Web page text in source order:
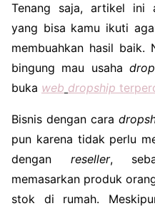
Tenang saja, artikel ini
yang bisa kamu ikuti
membuahkan hasil baik.
bingung mau usaha
buka web dropship
Bisnis dengan cara
pun karena tidak perlu
dengan reseller,
memasarkan produk
stok di rumah.